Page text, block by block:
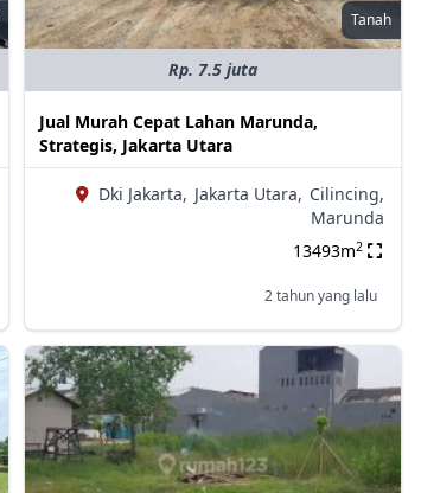
Tanah
Rp. 7.5 juta
Jual Murah Cepat Lahan Marunda,
Strategis, Jakarta Utara
Dki Jakarta, Jakarta Utara, Cilincing,
Marunda
13493m2
2 tahun yang lalu